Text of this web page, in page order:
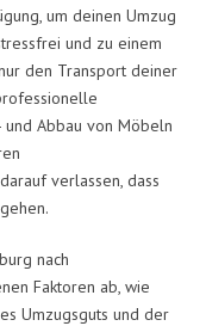
um deinen Umzug
und zu einem
den Transport deiner
und Abbau von Möbeln
verlassen, dass
nach
Faktoren ab, wie
Umzugsguts und der